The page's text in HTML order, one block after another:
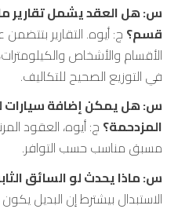
س: هل العقد يشمل تقارير
قسم؟ ج: أيوه. التقارير
الأقسام والأشخاص
في التوزيع الصحيح للتكاليف.
س: هل يمكن إضافة سيارات
المزدحمة؟ ج: أيوه، العقود
مسبق مناسب حسب التوافر.
س: ماذا يحدث لو السائق
الاستبدال بيشترط إن البديل